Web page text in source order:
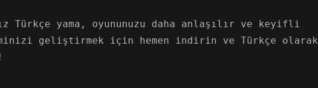
Türkçe yama, oyununuzu daha anlaşılır ve keyifli
geliştirmek için hemen indirin ve Türkçe olarak